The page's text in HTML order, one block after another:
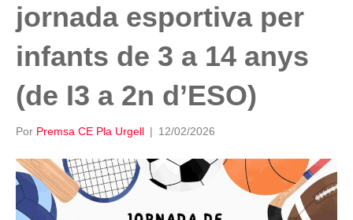
jornada esportiva per
infants de 3 a 14 anys
(de I3 a 2n d’ESO)
Por Premsa CE Pla Urgell | 12/02/2026